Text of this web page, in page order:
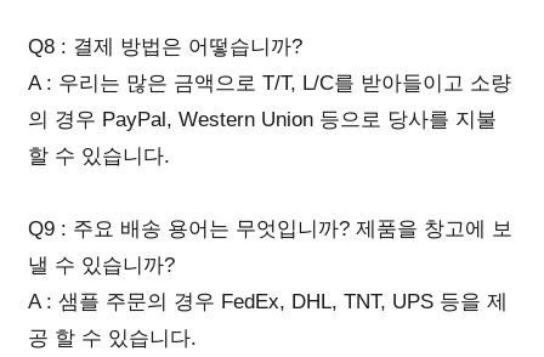
Q8 : 결제 방법은 어떻습니까?
A : 우리는 많은 금액으로 T/T, L/C를 받아들이고 소량
의 경우 PayPal, Western Union 등으로 당사를 지불
할 수 있습니다.
Q9 : 주요 배송 용어는 무엇입니까? 제품을 창고에 보
낼 수 있습니까?
A : 샘플 주문의 경우 FedEx, DHL, TNT, UPS 등을 제
공 할 수 있습니다.